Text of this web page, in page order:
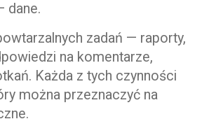
dane.
zadań — raporty,
na komentarze,
Każda z tych czynności
można przeznaczyć na